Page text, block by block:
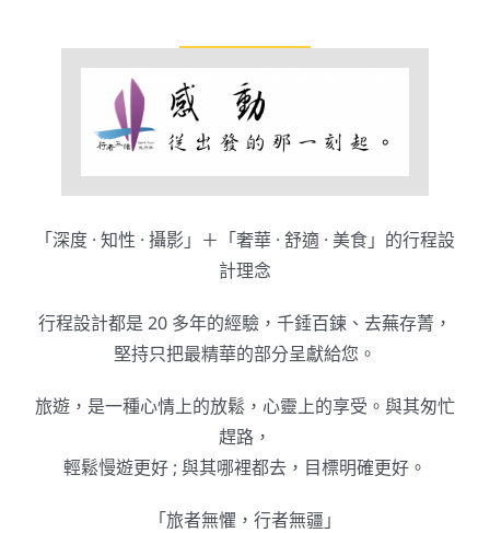
「深度 · 知性 · 攝影」＋「奢華 · 舒適 · 美食」的行程設
計理念
行程設計都是 20 多年的經驗，千錘百鍊、去蕪存菁，
堅持只把最精華的部分呈獻給您。
旅遊，是一種心情上的放鬆，心靈上的享受。與其匆忙
趕路，
輕鬆慢遊更好 ; 與其哪裡都去，目標明確更好。
「旅者無懼，行者無疆」